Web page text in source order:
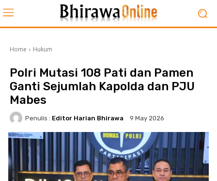
Home Hukum
Polri Mutasi 108 Pati dan Pamen
Ganti Sejumlah Kapolda dan PJU
Mabes
Penulis : Editor Harian Bhirawa 9 May 2026